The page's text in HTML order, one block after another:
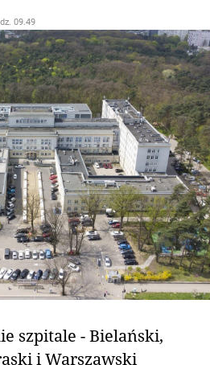
09.49
szpitale - Bielański,
i Warszawski